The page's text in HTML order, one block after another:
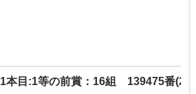
1本目:1等の前賞：16組 139475番